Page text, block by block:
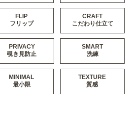
FLIP
フリップ
CRAFT
こだわり仕立て
PRIVACY
覗き見防止
SMART
洗練
MINIMAL
最小限
TEXTURE
質感